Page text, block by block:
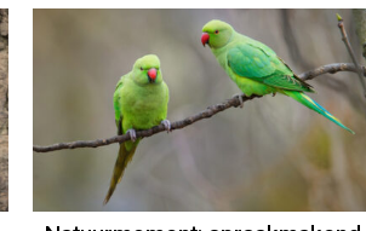
Natuurmoment
Door Kees Loogman